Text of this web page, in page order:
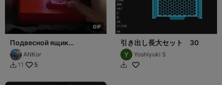
GIF
Подвесной ящик
200х200х50 / Заказ
других размеров
бесплатно
ANKor
 11 5
引き出し長大セット 30
Yoshiyuki S
